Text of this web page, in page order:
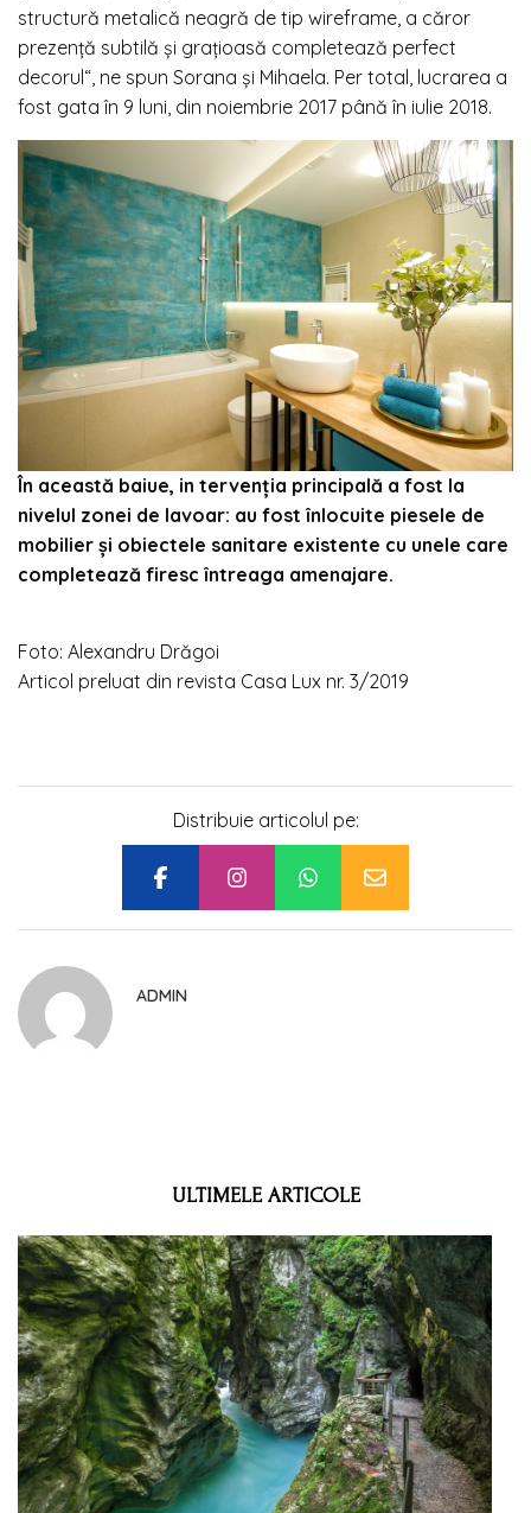
structură metalică neagră de tip wireframe, a căror
prezență subtilă şi graţioasă completează perfect
decorul“, ne spun Sorana și Mihaela. Per total, lucrarea a
fost gata în 9 luni, din noiembrie 2017 până în iulie 2018.
În această baiue, in tervenția principală a fost la
nivelul zonei de lavoar: au fost înlocuite piesele de
mobilier şi obiectele sanitare existente cu unele care
completează firesc întreaga amenajare.
Foto: Alexandru Drăgoi
Articol preluat din revista Casa Lux nr. 3/2019
Distribuie articolul pe:
ADMIN
ULTIMELE ARTICOLE